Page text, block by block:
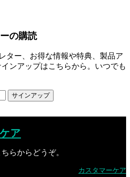
の購読
ター、お得な情報や特典、製品ア
ンアップはこちらから。いつでも
ア
らからどうぞ。
カスタマーケア